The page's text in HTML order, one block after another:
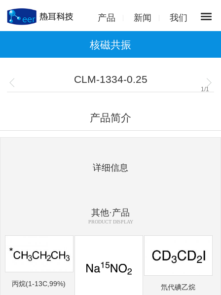
产品 新闻 我们
核磁共振
CLM-1334-0.25
1 /1
产品简介
详细信息
其他·产品
PRODUCT DISPLAY
丙烷(1-13C,99%) 氘代碘乙烷